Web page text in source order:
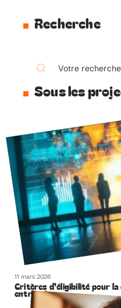
Recherche
Sous les
11 mars 2026
Critères d’éligibilité pour
entreprises